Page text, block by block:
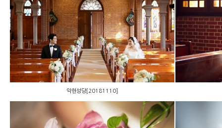
악현성당[20181110]
악현성당[20181110]